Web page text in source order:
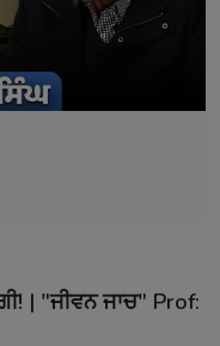
| "ਜੀਵਨ ਜਾਚ" Prof: